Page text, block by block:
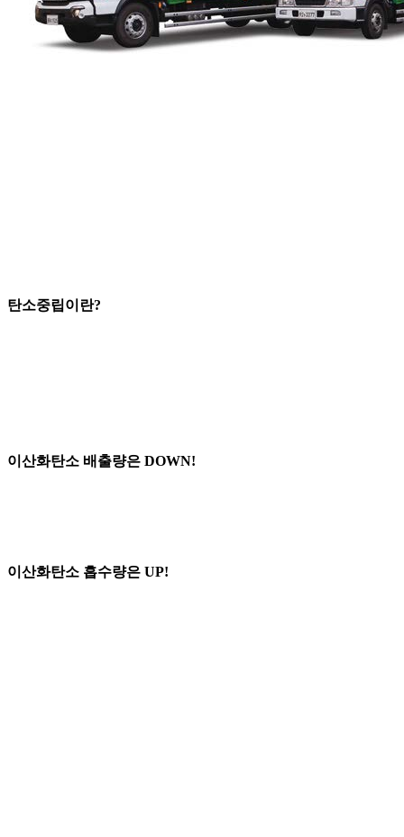
탄소중립이란?
이산화탄소 배출량은 DOWN!
이산화탄소 흡수량은 UP!